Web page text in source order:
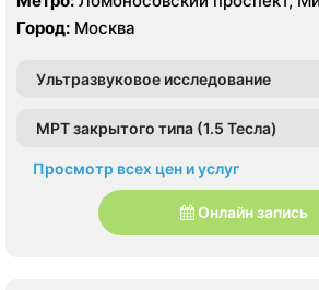
Славянский бульвар
Город: Москва
Ультразвуковое исследование
МРТ закрытого типа (1.5 Тесла)
Просмотр всех цен и услуг
Онлайн запись